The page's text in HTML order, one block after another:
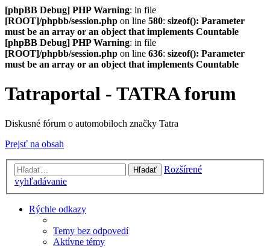
[phpBB Debug] PHP Warning: in file
[ROOT]/phpbb/session.php on line 580: sizeof(): Parameter
must be an array or an object that implements Countable
[phpBB Debug] PHP Warning: in file
[ROOT]/phpbb/session.php on line 636: sizeof(): Parameter
must be an array or an object that implements Countable
Tatraportal - TATRA forum
Diskusné fórum o automobiloch značky Tatra
Prejsť na obsah
Hľadať
Rozšírené
vyhľadávanie
Rýchle odkazy
Temy bez odpovedí
Aktívne témy